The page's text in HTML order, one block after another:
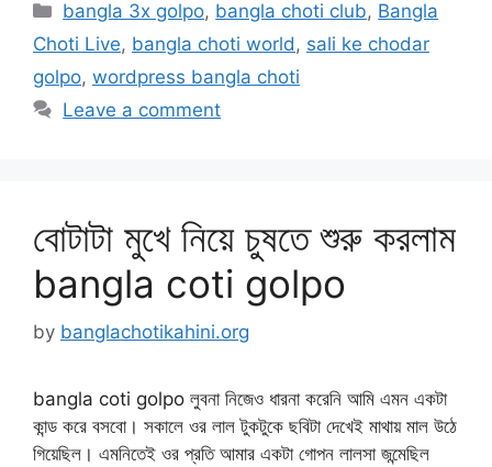
Categories
bangla 3x golpo, bangla choti club, Bangla
Choti Live, bangla choti world , sali ke chodar
golpo, wordpress bangla choti
Leave a comment
বোটাটা মুখে নিয়ে চুষতে শুরু করলাম
bangla coti golpo
by banglachotikahini.org
bangla coti golpo লুবনা নিজেও ধারনা করেনি আমি এমন একটা
কান্ড করে বসবো। সকালে ওর লাল টুকটুকে ছবিটা দেখেই মাথায় মাল উঠে
গিয়েছিল। এমনিতেই ওর প্রতি আমার একটা গোপন লালসা জন্মেছিল